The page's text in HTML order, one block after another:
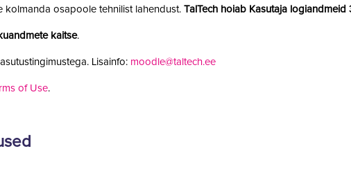
osapoole tehnilist lahendust. TalTech hoiab Kasutaja logiandmeid
kaitse.
Lisainfo: moodle@taltech.ee
of Use.